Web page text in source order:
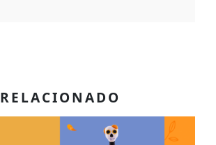
RELACIONADO